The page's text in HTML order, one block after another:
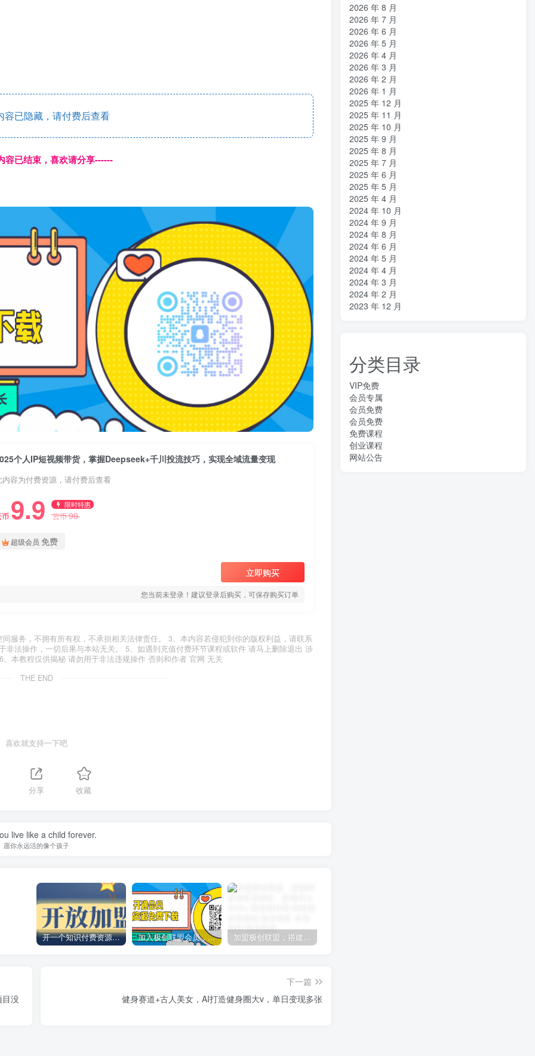
已隐藏，请付费后查看
容已结束，喜欢请分享------
个人IP短视频带货，掌握Deepseek+千川投流技巧，实现全域流量变现
内容为付费资源，请付费后查看
币 9.9 限时特惠
云币99
超级会员 免费
立即购买
您当前未登录！建议登录后购买，可保存购买订单
服务，不拥有所有权，不承担相关法律责任。 3、本内容若侵犯到你的版权利益，请联系
法操作，一切后果与本站无关。 5、如遇到充值付费环节课程或软件 请马上删除退出 涉
本教程仅供揭秘 请勿用于非法违规操作 否则和作者 官网 无关
THE END
喜欢就支持一下吧
分享 收藏
live like a child forever.
愿你永远活的像个孩子
开一个知识付费资源网站，小白也能日入1000+ 加入极创联盟会员，全站资源免费学习。 加盟极创联盟，搭建同款项目资源站，实现日入2000+
目没
下一篇
健身赛道+古人美女，AI打造健身圈大v，单日变现多张
2026 年 8 月
2026 年 7 月
2026 年 6 月
2026 年 5 月
2026 年 4 月
2026 年 3 月
2026 年 2 月
2026 年 1 月
2025 年 12 月
2025 年 11 月
2025 年 10 月
2025 年 9 月
2025 年 8 月
2025 年 7 月
2025 年 6 月
2025 年 5 月
2025 年 4 月
2024 年 10 月
2024 年 9 月
2024 年 8 月
2024 年 6 月
2024 年 5 月
2024 年 4 月
2024 年 3 月
2024 年 2 月
2023 年 12 月
分类目录
VIP免费
会员专属
会员免费
会员免费
免费课程
创业课程
网站公告